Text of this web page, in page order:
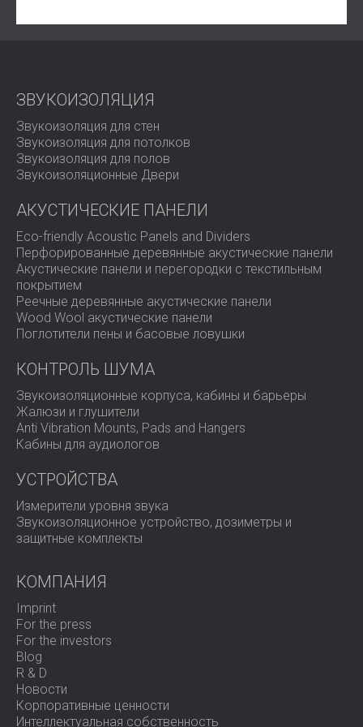
сегодня, чтобы изучить индивидуальные варианты для
вашего пространства.
ЗВУКОИЗОЛЯЦИЯ
Звукоизоляция для стен
Звукоизоляция для потолков
Звукоизоляция для полов
Звукоизоляционные Двери
АКУСТИЧЕСКИЕ ПАНЕЛИ
Eco-friendly Acoustic Panels and Dividers
Перфорированные деревянные акустические панели
Акустические панели и перегородки с текстильным
покрытием
Реечные деревянные акустические панели
Wood Wool акустические панели
Поглотители пены и басовые ловушки
КОНТРОЛЬ ШУМА
Звукоизоляционные корпуса, кабины и барьеры
Жалюзи и глушители
Anti Vibration Mounts, Pads and Hangers
Кабины для аудиологов
УСТРОЙСТВА
Измерители уровня звука
Звукоизоляционное устройство, дозиметры и
защитные комплекты
КОМПАНИЯ
Imprint
For the press
For the investors
Blog
R & D
Новости
Корпоративные ценности
Интеллектуальная собственность